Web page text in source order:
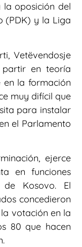
oposición del
(PDK) y la Liga
Vetëvendosje
partir en teoría
la formación
muy difícil que
para instalar
el Parlamento
ejerce
en funciones
Kosovo. El
concedieron
votación en la
80 que hacen